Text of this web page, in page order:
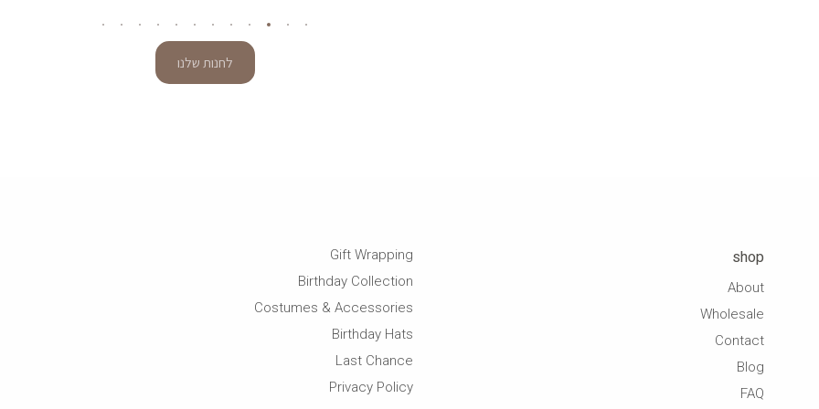
לחנות שלנו
shop
About
Wholesale
Contact
Blog
FAQ
Gift Wrapping
Birthday Collection
Costumes & Accessories
Birthday Hats
Last Chance
Privacy Policy